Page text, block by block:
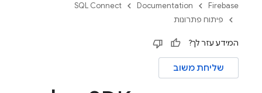
Firebase
Documentation
SQL Connect
פיתוח פתרונות
המידע עזר לך?
שליחת משוב